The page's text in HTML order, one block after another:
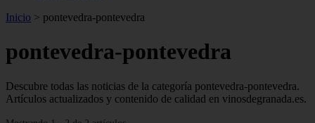
Inicio > pontevedra-pontevedra
pontevedra-pontevedra
Descubre todas las noticias de la categoría pontevedra-pontevedra.
Artículos actualizados y contenido de calidad en vinosdegranada.es.